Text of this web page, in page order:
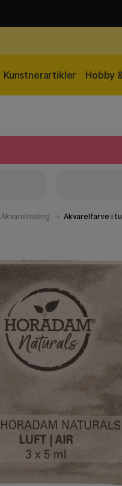
Kunstnerartikler Hobby
Akvarelmaling Akvarelfarve i